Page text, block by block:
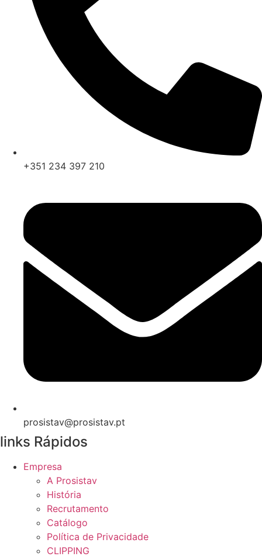
+351 234 397 210
prosistav@prosistav.pt
links Rápidos
Empresa
A Prosistav
História
Recrutamento
Catálogo
Política de Privacidade
CLIPPING